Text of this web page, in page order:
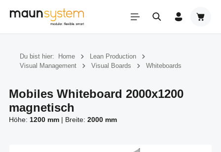
Zum Hauptinhalt springen
Du bist hier: Home
Lean Production
Visual Management
Visual Boards Whiteboards
Mobiles Whiteboard 2000x1200
magnetisch
Höhe: 1200 mm | Breite: 2000 mm